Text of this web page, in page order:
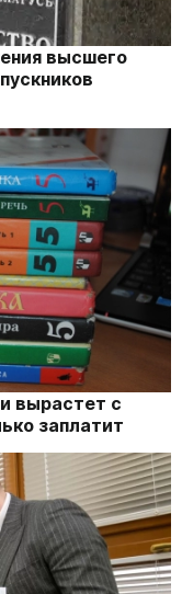
высшего
вырастет с
заплатит